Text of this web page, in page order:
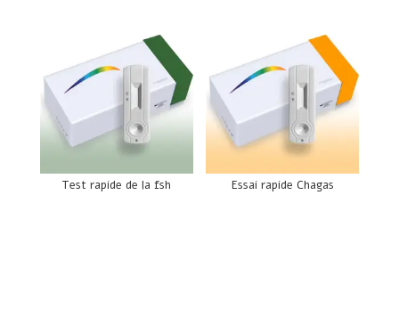
Test rapide de la fsh Essai rapide Chagas